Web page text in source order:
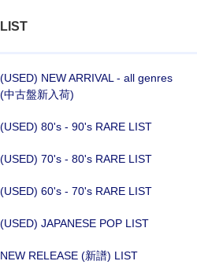
LIST
(USED) NEW ARRIVAL - all genres
(中古盤新入荷)
(USED) 80's - 90's RARE LIST
(USED) 70's - 80's RARE LIST
(USED) 60's - 70's RARE LIST
(USED) JAPANESE POP LIST
NEW RELEASE (新譜) LIST